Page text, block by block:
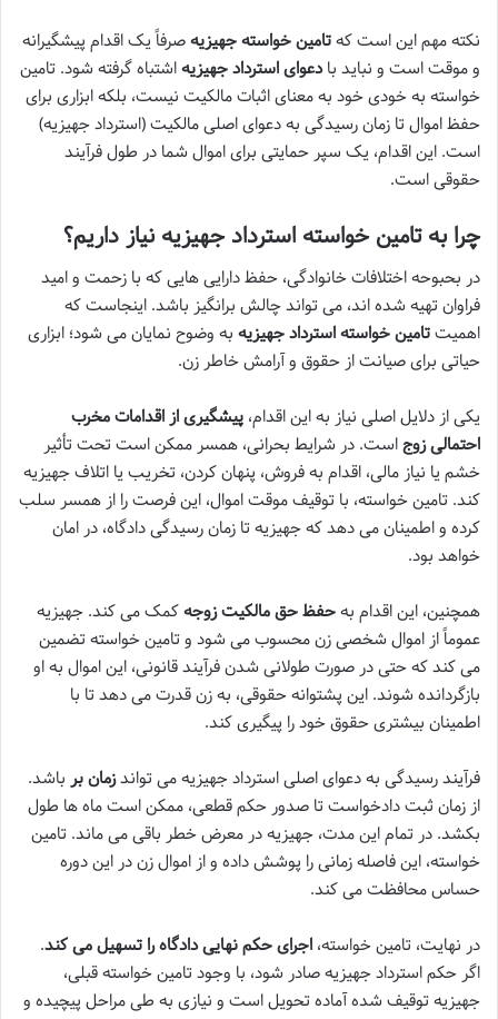
نکته مهم این است کهتامین خواسته جهیزیهصرفاً یک اقدام پیشگیرانه
و موقت است و نباید بادعوای استرداد جهیزیهاشتباه گرفته شود. تامین
خواسته به خودی خود به معنای اثبات مالکیت نیست، بلکه ابزاری برای
حفظ اموال تا زمان رسیدگی به دعوای اصلی مالکیت (استرداد جهیزیه)
است. این اقدام، یک سپر حمایتی برای اموال شما در طول فرآیند
حقوقی است.
چرا به تامین خواسته استرداد جهیزیه نیاز داریم؟
در بحبوحه اختلافات خانوادگی، حفظ دارایی هایی که با زحمت و امید
فراوان تهیه شده اند، می تواند چالش برانگیز باشد. اینجاست که
اهمیتتامین خواسته استرداد جهیزیه به وضوح نمایان می شود؛ ابزاری
حیاتی برای صیانت از حقوق و آرامش خاطر زن.
یکی از دلایل اصلی نیاز به این اقدام، پیشگیری از اقدامات مخرب
احتمالی زوجاست. در شرایط بحرانی، همسر ممکن است تحت تأثیر
خشم یا نیاز مالی، اقدام به فروش، پنهان کردن، تخریب یا اتلاف جهیزیه
کند. تامین خواسته، با توقیف موقت اموال، این فرصت را از همسر سلب
کرده و اطمینان می دهد که جهیزیه تا زمان رسیدگی دادگاه، در امان
خواهد بود.
همچنین، این اقدام بهحفظ حق مالکیت زوجهکمک می کند. جهیزیه
عموماً از اموال شخصی زن محسوب می شود و تامین خواسته تضمین
می کند که حتی در صورت طولانی شدن فرآیند قانونی، این اموال به او
بازگردانده شوند. این پشتوانه حقوقی، به زن قدرت می دهد تا با
اطمینان بیشتری حقوق خود را پیگیری کند.
فرآیند رسیدگی به دعوای اصلی استرداد جهیزیه می تواندزمان بر باشد.
از زمان ثبت دادخواست تا صدور حکم قطعی، ممکن است ماه ها طول
بکشد. در تمام این مدت، جهیزیه در معرض خطر باقی می ماند. تامین
خواسته، این فاصله زمانی را پوشش داده و از اموال زن در این دوره
حساس محافظت می کند.
در نهایت، تامین خواسته، اجرای حکم نهایی دادگاه را تسهیل می کند.
اگر حکم استرداد جهیزیه صادر شود، با وجود تامین خواسته قبلی،
جهیزیه توقیف شده آماده تحویل است و نیازی به طی مراحل پیچیده و